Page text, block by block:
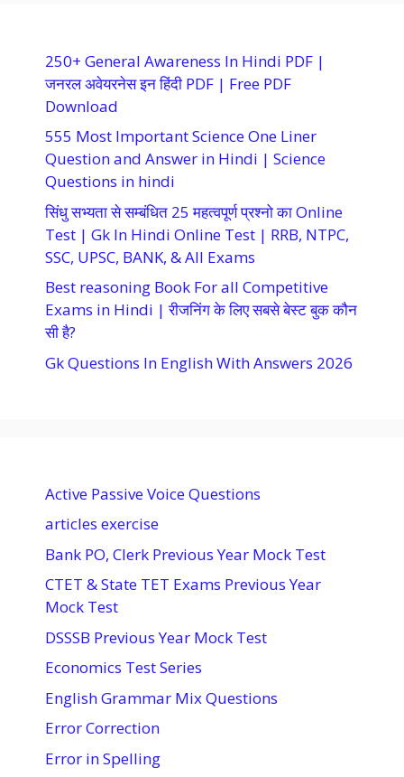
250+ General Awareness In Hindi PDF |
जनरल अवेयरनेस इन हिंदी PDF | Free PDF
Download
555 Most Important Science One Liner
Question and Answer in Hindi | Science
Questions in hindi
सिंधु सभ्यता से सम्बंधित 25 महत्वपूर्ण प्रश्नो का Online
Test | Gk In Hindi Online Test | RRB, NTPC,
SSC, UPSC, BANK, & All Exams
Best reasoning Book For all Competitive
Exams in Hindi | रीजनिंग के लिए सबसे बेस्ट बुक कौन
सी है?
Gk Questions In English With Answers 2026
Active Passive Voice Questions
articles exercise
Bank PO, Clerk Previous Year Mock Test
CTET & State TET Exams Previous Year
Mock Test
DSSSB Previous Year Mock Test
Economics Test Series
English Grammar Mix Questions
Error Correction
Error in Spelling